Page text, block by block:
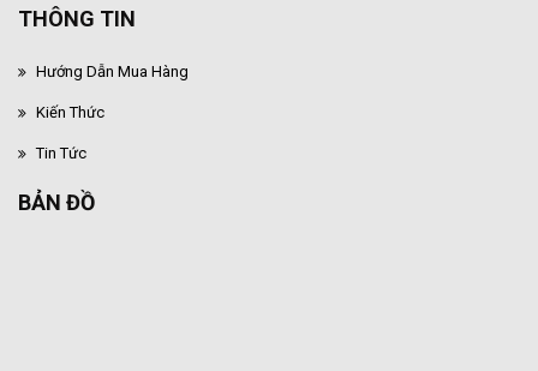
THÔNG TIN
Hướng Dẫn Mua Hàng
Kiến Thức
Tin Tức
BẢN ĐỒ